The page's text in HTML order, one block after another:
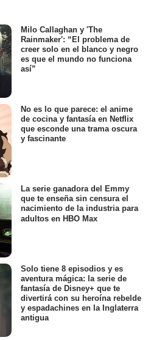
Milo Callaghan y 'The
Rainmaker': “El problema de
creer solo en el blanco y negro
es que el mundo no funciona
así”
No es lo que parece: el anime
de cocina y fantasía en Netflix
que esconde una trama oscura
y fascinante
La serie ganadora del Emmy
que te enseña sin censura el
nacimiento de la industria para
adultos en HBO Max
Solo tiene 8 episodios y es
aventura mágica: la serie de
fantasía de Disney+ que te
divertirá con su heroína rebelde
y espadachines en la Inglaterra
antigua